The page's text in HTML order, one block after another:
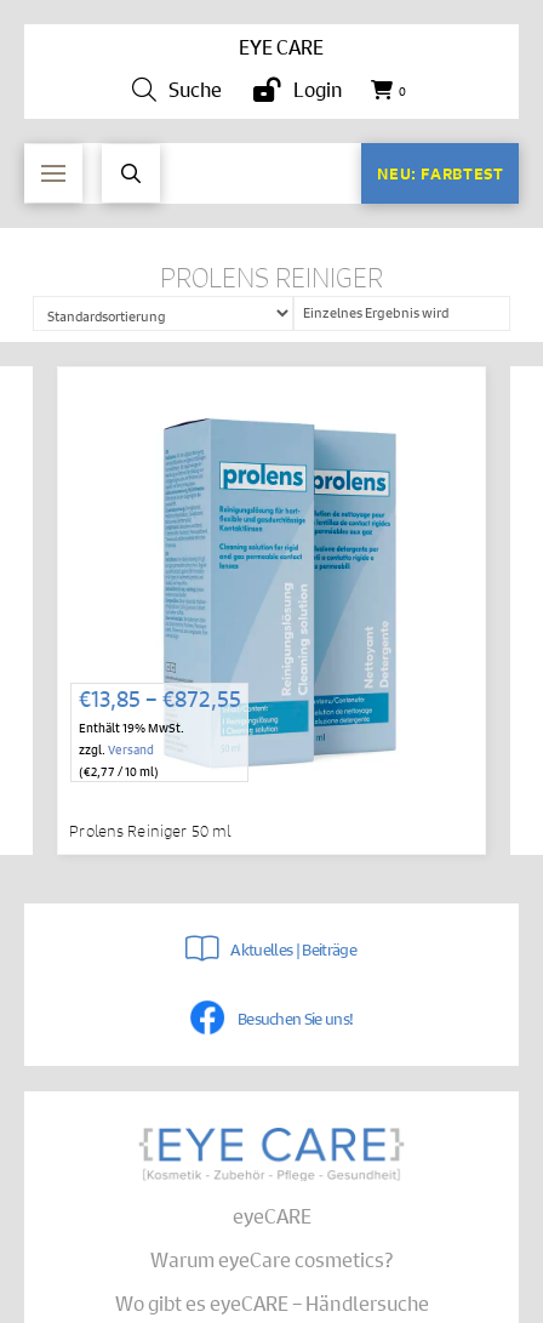
EYE CARE
Suche
Login 0
NEU: FARBTEST
PROLENS REINIGER
Einzelnes Ergebnis wird
angezeigt
€13,85 – €872,55Preisspanne:
€13,85
bis
€872,55
Enthält 19% MwSt.
zzgl. Versand
(€2,77 / 10 ml)
Prolens Reiniger 50 ml
Aktuelles | Beiträge
Besuchen Sie uns!
eyeCARE
Warum eyeCare cosmetics?
Wo gibt es eyeCARE – Händlersuche